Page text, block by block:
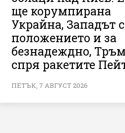
ще корумпирана
Украйна, Западът
положението и за
безнадеждно,
спря ракетите
ПЕТЪК, 7 АВГУСТ 2026